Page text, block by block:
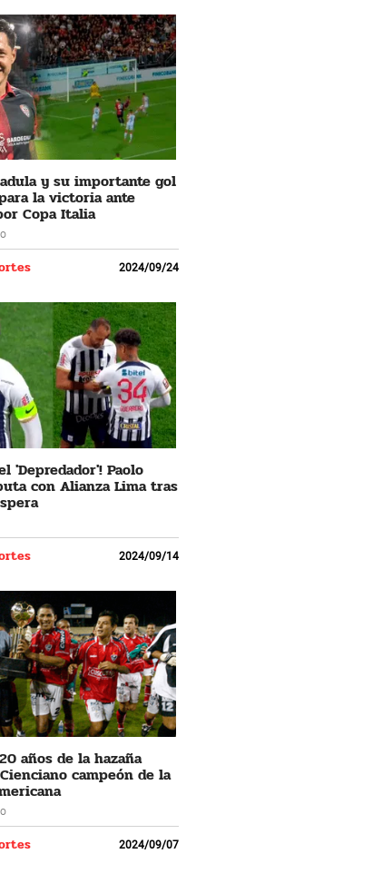
y su importante gol
la victoria ante
Copa Italia
2024/09/24
'Depredador'! Paolo
con Alianza Lima tras
2024/09/14
años de la hazaña
campeón de la
2024/09/07